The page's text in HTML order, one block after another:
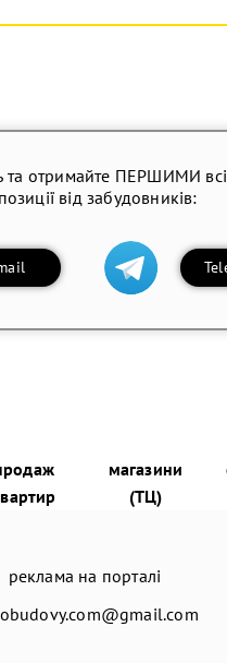
та отримайте ПЕРШИМИ всі
від забудовників:
магазини
(ТЦ)
реклама на порталі